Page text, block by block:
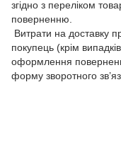
згідно з переліком
поверненню.
Витрати на доставку
покупець (крім
оформлення
форму зворотного